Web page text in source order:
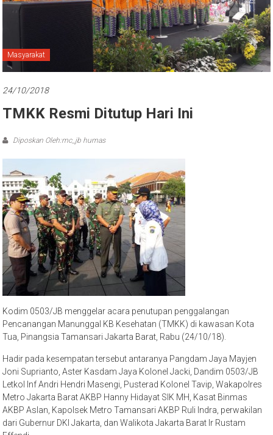
Masyarakat
24/10/2018
TMKK Resmi Ditutup Hari Ini
Diposkan Oleh:mc_jb humas
Kodim 0503/JB menggelar acara penutupan penggalangan
Pencanangan Manunggal KB Kesehatan (TMKK) di kawasan Kota
Tua, Pinangsia Tamansari Jakarta Barat, Rabu (24/10/18).
Hadir pada kesempatan tersebut antaranya Pangdam Jaya Mayjen
Joni Suprianto, Aster Kasdam Jaya Kolonel Jacki, Dandim 0503/JB
Letkol Inf Andri Hendri Masengi, Pusterad Kolonel Tavip, Wakapolres
Metro Jakarta Barat AKBP Hanny Hidayat SIK MH, Kasat Binmas
AKBP Aslan, Kapolsek Metro Tamansari AKBP Ruli Indra, perwakilan
dari Gubernur DKI Jakarta, dan Walikota Jakarta Barat Ir Rustam